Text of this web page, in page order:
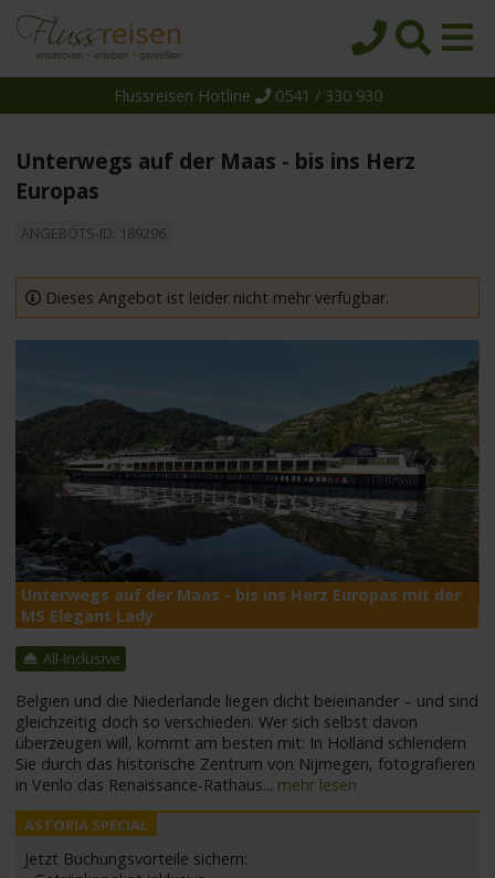
Reiseziele
Schiffe
Flussreisen Hotline 0541 / 330 930
Unterwegs auf der Maas - bis ins Herz
Europas
ANGEBOTS-ID: 189296
Dieses Angebot ist leider nicht mehr verfügbar.
Unterwegs auf der Maas - bis ins Herz Europas mit der
MS Elegant Lady
All-Inclusive
Belgien und die Niederlande liegen dicht beieinander – und sind
gleichzeitig doch so verschieden. Wer sich selbst davon
überzeugen will, kommt am besten mit: In Holland schlendern
Sie durch das historische Zentrum von Nijmegen, fotografieren
in Venlo das Renaissance-Rathaus... mehr lesen
Jetzt Buchungsvorteile sichern: